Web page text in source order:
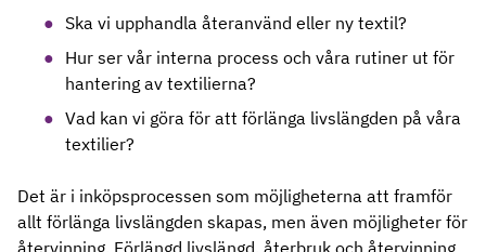
Ska vi upphandla återanvänd eller ny textil?
Hur ser vår interna process och våra rutiner ut för
hantering av textilierna?
Vad kan vi göra för att förlänga livslängden på våra
textilier?
Det är i inköpsprocessen som möjligheterna att framför
allt förlänga livslängden skapas, men även möjligheter för
återvinning. Förlängd livslängd, återbruk och återvinning